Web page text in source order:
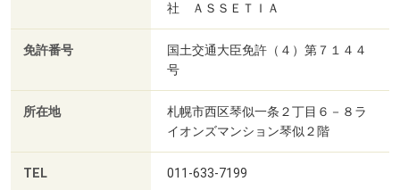
社 ＡＳＳＥＴＩＡ
免許番号
国土交通大臣免許（４）第７１４４
号
所在地
札幌市西区琴似一条２丁目６－８ラ
イオンズマンション琴似２階
TEL 011-633-7199